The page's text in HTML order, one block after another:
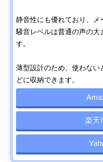
静音性にも優れており、
騒音レベルは普通の声の
す。
薄型設計のため、使わない
どに収納できます。
楽天